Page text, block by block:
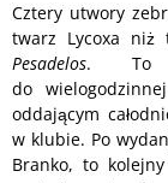
Cztery utwory
twarz Lycoxa
Pesadelos. To
do
oddającym
w klubie. Po
Branko, to